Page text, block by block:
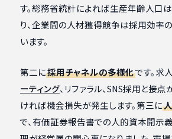
す。総務省統計によれば生産年齢人口
り、企業間の人材獲得競争は採用効率
います。
第二に採用チャネルの多様化です。求
ーティング、リファラル、SNS採用と接
ければ機会損失が発生します。第三に
で、有価証券報告書での人的資本開示